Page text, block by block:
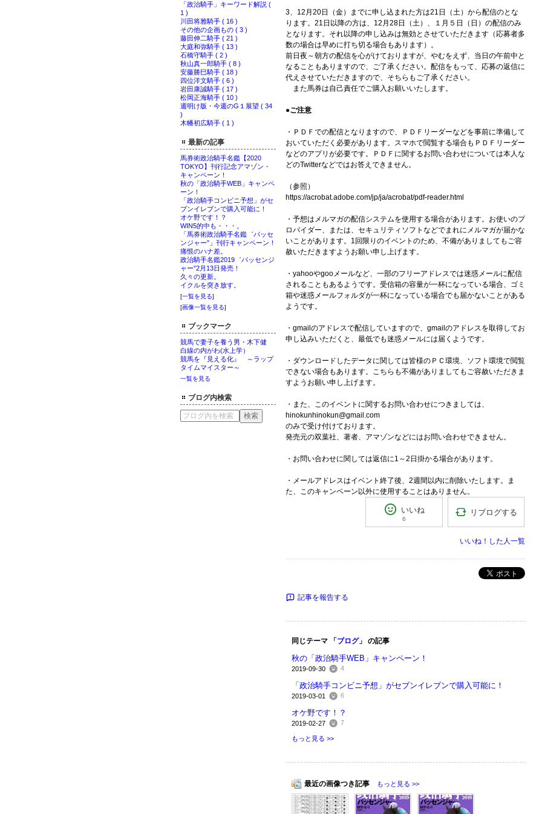
「政治騎手」キーワード解説 (
1 )
川田将雅騎手 ( 16 )
その他の企画もの ( 3 )
藤田伸二騎手 ( 21 )
大庭和弥騎手 ( 13 )
石橋守騎手 ( 2 )
秋山真一郎騎手 ( 8 )
安藤勝巳騎手 ( 18 )
四位洋文騎手 ( 6 )
岩田康誠騎手 ( 17 )
松岡正海騎手 ( 10 )
週明け版・今週のG１展望 ( 34
)
木幡初広騎手 ( 1 )
最新の記事
馬券術政治騎手名鑑【2020
TOKYO】刊行記念アマゾン・
キャンペーン！
秋の「政治騎手WEB」キャンペ
ーン！
「政治騎手コンビニ予想」がセ
ブンイレブンで購入可能に！
オケ野です！？
WIN5的中も・・・。
「馬券術政治騎手名鑑゛パッセ
ンジャー”」刊行キャンペーン！
痛恨のハナ差。
政治騎手名鑑2019゛パッセンジ
ャー”2月13日発売！
久々の更新。
イクルを突き放す。
[一覧を見る]
[画像一覧を見る]
ブックマーク
競馬で妻子を養う男・木下健
白線の内がわ(水上学）
競馬を『見える化』 ～ラップ
タイムマイスター～
一覧を見る
ブログ内検索
3、12月20日（金）までに申し込まれた方は21日（土）から配信のとな
ります。21日以降の方は、12月28日（土）、１月５日（日）の配信のみ
となります。それ以降の申し込みは無効とさせていただきます（応募者多
数の場合は早めに打ち切る場合もあります）。
前日夜～朝方の配信を心がけておりますが、やむをえず、当日の午前中と
なることもありますので、ご了承ください。配信をもって、応募の返信に
代えさせていただきますので、そちらもご了承ください。
また馬券は自己責任でご購入お願いいたします。
●ご注意
・ＰＤＦでの配信となりますので、ＰＤＦリーダーなどを事前に準備して
おいていただく必要があります。スマホで閲覧する場合もＰＤＦリーダー
などのアプリが必要です。ＰＤＦに関するお問い合わせについては本人な
どのTwitterなどではお答えできません。
（参照）
https://acrobat.adobe.com/jp/ja/acrobat/pdf-reader.html
・予想はメルマガの配信システムを使用する場合があります。お使いのプ
ロバイダー、または、セキュリティソフトなどでまれにメルマガが届かな
いことがあります。1回限りのイベントのため、不備がありましてもご容
赦いただきますようお願い申し上げます。
・yahooやgooメールなど、一部のフリーアドレスでは迷惑メールに配信
されることもあるようです。受信箱の容量が一杯になっている場合、ゴミ
箱や迷惑メールフォルダが一杯になっている場合でも届かないことがある
ようです。
・gmailのアドレスで配信していますので、gmailのアドレスを取得してお
申し込みいただくと、最低でも迷惑メールには届くようです。
・ダウンロードしたデータに関しては皆様のＰＣ環境、ソフト環境で閲覧
できない場合もあります。こちらも不備がありましてもご容赦いただきま
すようお願い申し上げます。
・また、このイベントに関するお問い合わせにつきましては、
hinokunhinokun@gmail.com
のみで受け付けております。
発売元の双葉社、著者、アマゾンなどにはお問い合わせできません。
・お問い合わせに関しては返信に1～2日掛かる場合があります。
・メールアドレスはイベント終了後、2週間以内に削除いたします。ま
た、このキャンペーン以外に使用することはありません。
いいね
6
リブログする
いいね！した人一覧
ポスト
記事を報告する
同じテーマ 「 ブログ」 の記事
秋の「政治騎手WEB」キャンペーン！
2019-09-30 4
「政治騎手コンビニ予想」がセブンイレブンで購入可能に！
2019-03-01 6
オケ野です！？
2019-02-27 7
もっと見る >>
最近の画像つき記事 もっと見る >>